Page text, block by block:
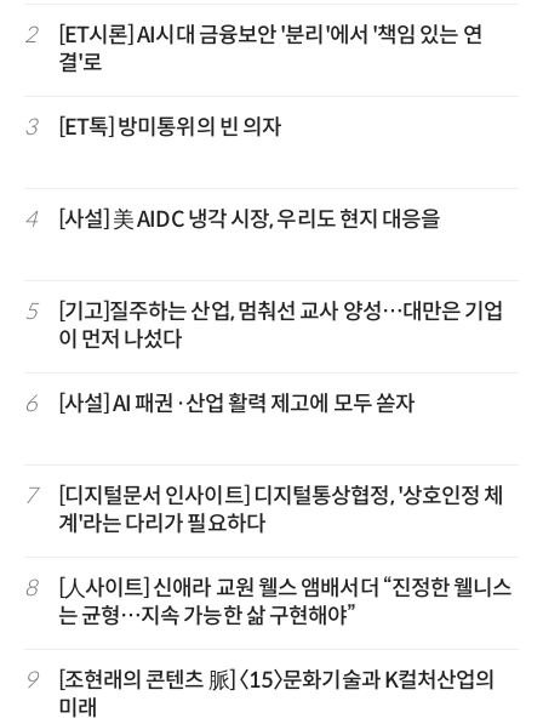
2
[ET시론] AI시대 금융보안 '분리'에서 '책임 있는 연
결'로
3 [ET톡] 방미통위의 빈 의자
4 [사설] 美 AIDC 냉각 시장, 우리도 현지 대응을
5
[기고]질주하는 산업, 멈춰선 교사 양성…대만은 기업
이 먼저 나섰다
6 [사설] AI 패권·산업 활력 제고에 모두 쏟자
7
[디지털문서 인사이트] 디지털통상협정, '상호인정 체
계'라는 다리가 필요하다
8
[人사이트] 신애라 교원 웰스 앰배서더 “진정한 웰니스
는 균형…지속 가능한 삶 구현해야”
9
[조현래의 콘텐츠 脈] 〈15〉문화기술과 K컬처산업의
미래